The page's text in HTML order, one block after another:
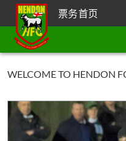
票务首页
WELCOME TO HENDON